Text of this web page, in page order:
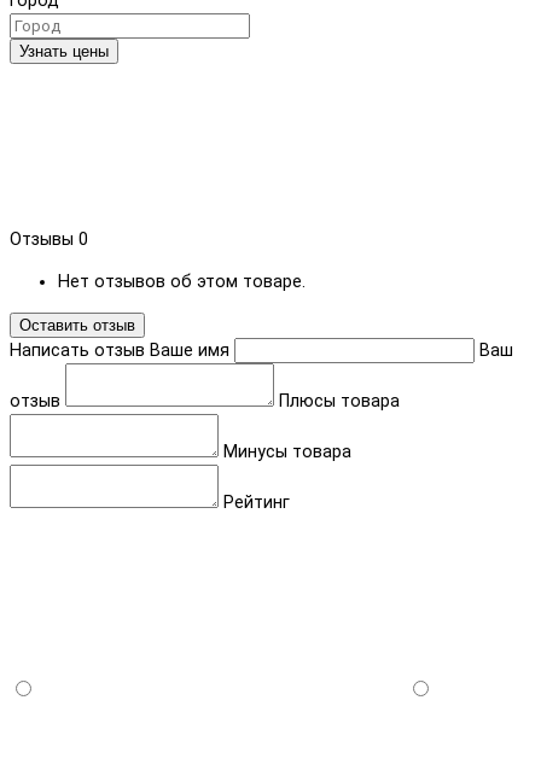
Узнать цены
Отзывы 0
Нет отзывов об этом товаре.
Оставить отзыв
Написать отзыв Ваше имя Ваш
отзыв Плюсы товара
Минусы товара
Рейтинг